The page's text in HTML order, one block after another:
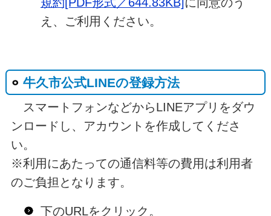
え、ご利用ください。
牛久市公式LINEの登録方法
スマートフォンなどからLINEアプリをダウ
ンロードし、アカウントを作成してくださ
い。
※利用にあたっての通信料等の費用は利用者
のご負担となります。
下のURLをクリック。